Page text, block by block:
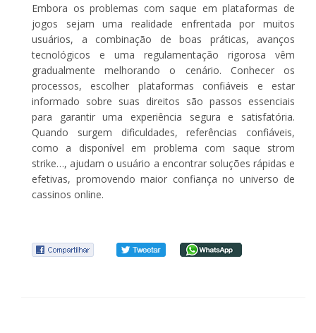
Embora os problemas com saque em plataformas de
jogos sejam uma realidade enfrentada por muitos
usuários, a combinação de boas práticas, avanços
tecnológicos e uma regulamentação rigorosa vêm
gradualmente melhorando o cenário. Conhecer os
processos, escolher plataformas confiáveis e estar
informado sobre suas direitos são passos essenciais
para garantir uma experiência segura e satisfatória.
Quando surgem dificuldades, referências confiáveis,
como a disponível em problema com saque strom
strike…, ajudam o usuário a encontrar soluções rápidas e
efetivas, promovendo maior confiança no universo de
cassinos online.